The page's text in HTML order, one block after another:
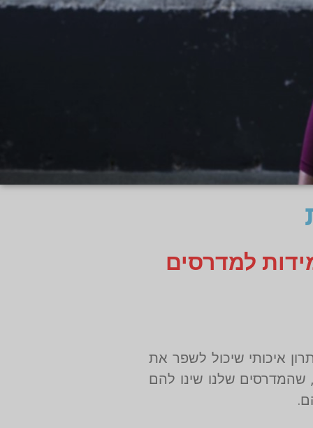
למדרסים
איכותי שיכול לשפר את
שהמדרסים שלנו שינו להם